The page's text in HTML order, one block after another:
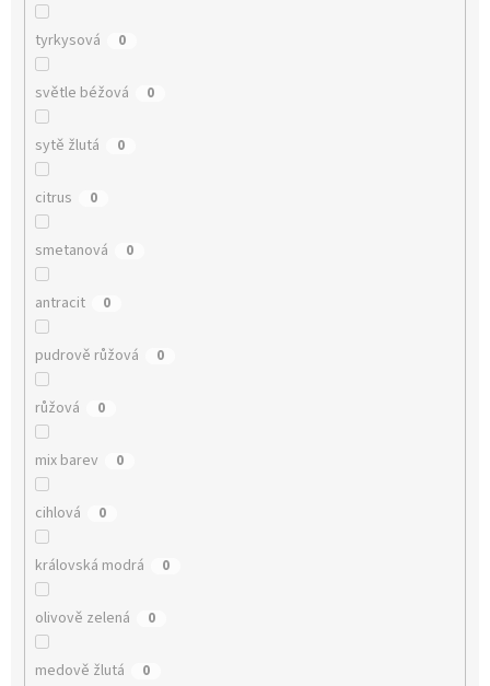
tyrkysová 0
světle béžová 0
sytě žlutá 0
citrus 0
smetanová 0
antracit 0
pudrově růžová 0
růžová 0
mix barev 0
cihlová 0
královská modrá 0
olivově zelená 0
medově žlutá 0